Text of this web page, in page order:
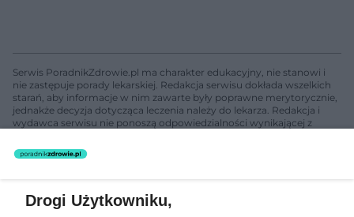
Serwis PoradnikZdrowie.pl ma charakter edukacyjny, nie stanowi i
nie zastępuje porady lekarskiej. Redakcja serwisu dokłada wszelkich
starań, aby informacje w nim zawarte były poprawne merytorycznie,
jednakże decyzja dotycząca leczenia należy do lekarza. Redakcja i
wydawca serwisu nie ponoszą odpowiedzialności wynikającej z
nie prowadzi działalności leczniczej polegającej na udzielaniu
świadczeń zdrowotnych w rozumieniu art. 3 ust 1 ustawy o
Drogi Użytkowniku,